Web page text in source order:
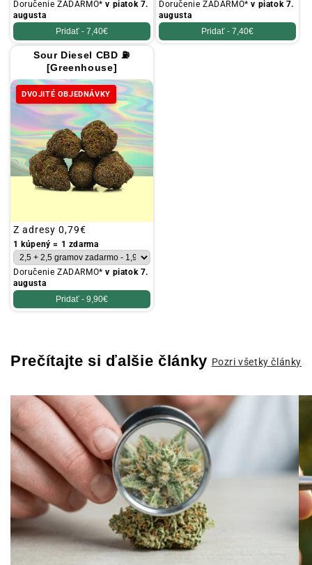
Doručenie ZADARMO*v piatok 7.
augusta
Pridať - 7,40€
Doručenie ZADARMO*v piatok 7.
augusta
Pridať - 7,40€
Sour Diesel CBD ⛽
[Greenhouse]
DVOJITÉ OBJEDNÁVKY
Obvyklá
cena
Z adresy 0,79€
1 kúpený = 1 zdarma
Doručenie ZADARMO*v piatok 7.
augusta
Pridať - 9,90€
Prečítajte si ďalšie články Pozri všetky články